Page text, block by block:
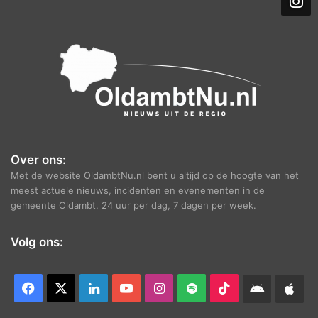
Over ons:
Met de website OldambtNu.nl bent u altijd op de hoogte van het
meest actuele nieuws, incidenten en evenementen in de
gemeente Oldambt. 24 uur per dag, 7 dagen per week.
Volg ons:
Facebook LinkedInYouTubeInstagram
Spotify TikTokAndroid